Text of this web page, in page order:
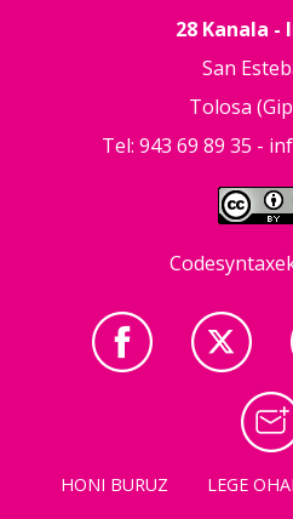
28 Kanala -
San
Tolosa
Tel: 943 69 89 35 -
HONI BURUZ LEGE